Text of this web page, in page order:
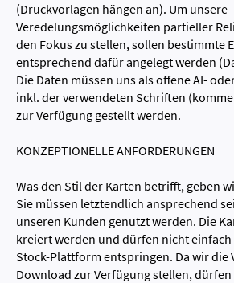
(Druckvorlagen hängen an). Um unsere
Veredelungsmöglichkeiten partieller
den Fokus zu stellen, sollen bestimmte
entsprechend dafür angelegt werden
Die Daten müssen uns als offene AI-
inkl. der verwendeten Schriften
zur Verfügung gestellt werden.
KONZEPTIONELLE ANFORDERUNGEN
Was den Stil der Karten betrifft, geben
Sie müssen letztendlich ansprechend
unseren Kunden genutzt werden. Die
kreiert werden und dürfen nicht
Stock-Plattform entspringen. Da wir die
Download zur Verfügung stellen,